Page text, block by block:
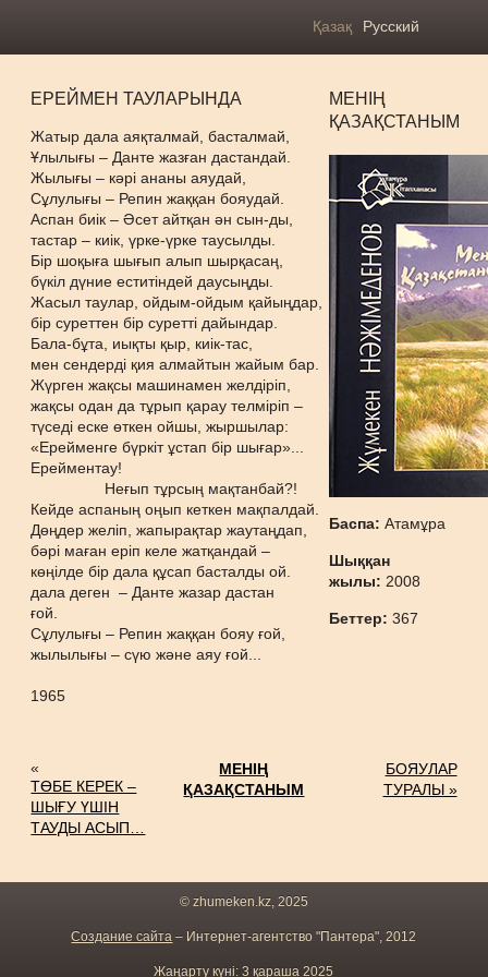
Қазақ Русский
ЕРЕЙМЕН ТАУЛАРЫНДА
Жатыр дала аяқталмай, басталмай,
Ұлылығы – Данте жазған дастандай.
Жылығы – кәрі ананы аяудай,
Сұлулығы – Репин жаққан бояудай.
Аспан биік – Әсет айтқан ән сын-ды,
тастар – киік, үрке-үрке таусылды.
Бір шоқыға шығып алып шырқасаң,
бүкіл дүние еститіндей даусыңды.
Жасыл таулар, ойдым-ойдым қайыңдар,
бір суреттен бір суретті дайындар.
Бала-бұта, иықты қыр, киік-тас,
мен сендерді қия алмайтын жайым бар.
Жүрген жақсы машинамен желдіріп,
жақсы одан да тұрып қарау телміріп –
түседі еске өткен ойшы, жыршылар:
«Ерейменге бүркіт ұстап бір шығар»...
Ерейментау!
Неғып тұрсың мақтанбай?!
Кейде аспаның оңып кеткен мақпалдай.
Дөңдер желіп, жапырақтар жаутаңдап,
бәрі маған еріп келе жатқандай –
көңілде бір дала құсап басталды ой.
дала деген – Данте жазар дастан
Сұлулығы – Репин жаққан бояу ғой,
жылылығы – сүю және аяу ғой...
1965
МЕНІҢ
ҚАЗАҚСТАНЫМ
Баспа:Атамұра
Шыққан
жылы: 2008
Беттер:367
«
ТӨБЕ КЕРЕК –
ШЫҒУ ҮШІН
ТАУДЫ АСЫП…
МЕНІҢ
ҚАЗАҚСТАНЫМ
БОЯУЛАР
ТУРАЛЫ »
© zhumeken.kz, 2025
Создание сайта – Интернет-агентство "Пантера", 2012
Жаңарту күні: 3 қараша 2025